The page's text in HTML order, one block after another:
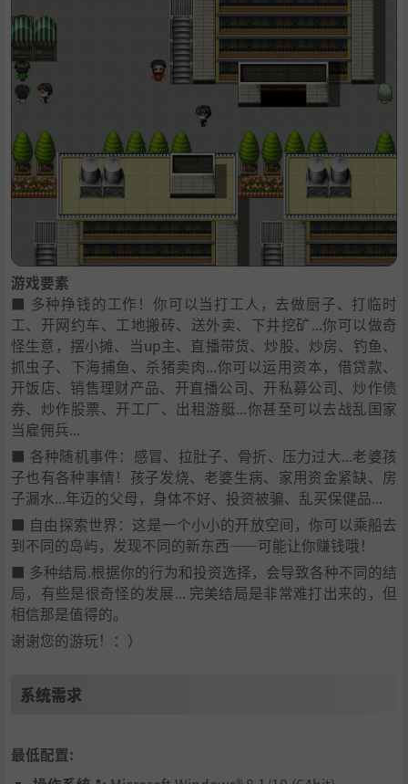
游戏要素
■ 多种挣钱的工作！你可以当打工人，去做厨子、打临时
工、开网约车、工地搬砖、送外卖、下井挖矿...你可以做奇
怪生意，摆小摊、当up主、直播带货、炒股、炒房、钓鱼、
抓虫子、下海捕鱼、杀猪卖肉...你可以运用资本，借贷款、
开饭店、销售理财产品、开直播公司、开私募公司、炒作债
券、炒作股票、开工厂、出租游艇...你甚至可以去战乱国家
当雇佣兵...
■ 各种随机事件：感冒、拉肚子、骨折、压力过大...老婆孩
子也有各种事情！孩子发烧、老婆生病、家用资金紧缺、房
子漏水...年迈的父母，身体不好、投资被骗、乱买保健品...
■ 自由探索世界：这是一个小小的开放空间，你可以乘船去
到不同的岛屿，发现不同的新东西——可能让你赚钱哦！
■ 多种结局.根据你的行为和投资选择，会导致各种不同的结
局，有些是很奇怪的发展... 完美结局是非常难打出来的，但
相信那是值得的。
谢谢您的游玩！：）
系统需求
最低配置: